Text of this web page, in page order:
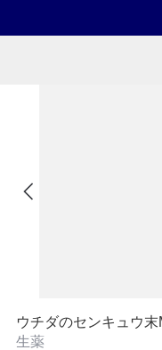
ウチダのセンキュウ末
生薬